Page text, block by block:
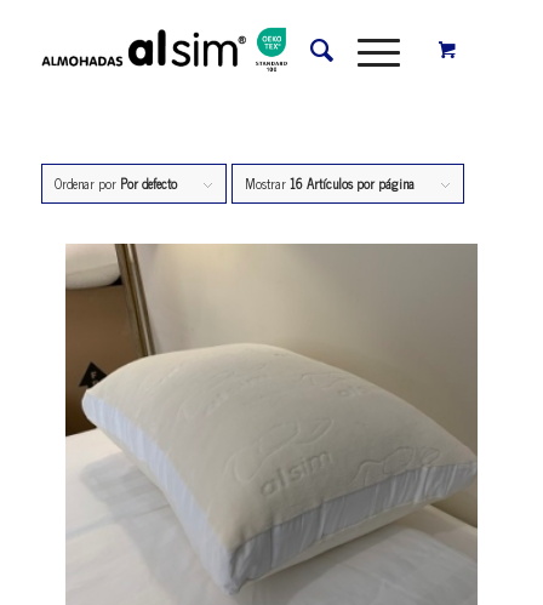
Ordenar por Por defecto Mostrar16 Artículos por página